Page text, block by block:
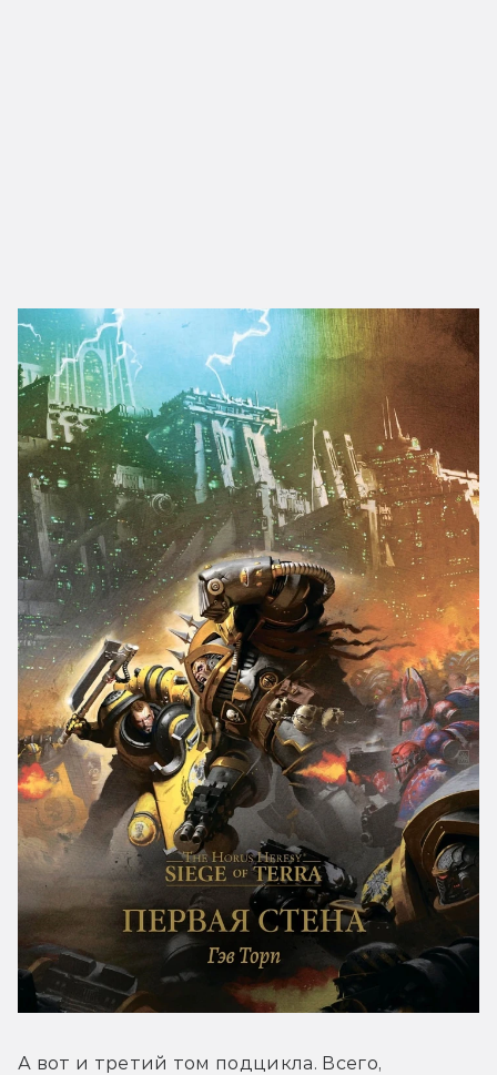
А вот и третий том подцикла. Всего,